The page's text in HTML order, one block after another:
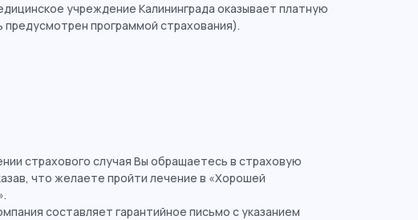
учреждение Калининграда оказывает платную
программой страхования).
страхового случая Вы обращаетесь в страховую
что желаете пройти лечение в «Хорошей
составляет гарантийное письмо с указанием